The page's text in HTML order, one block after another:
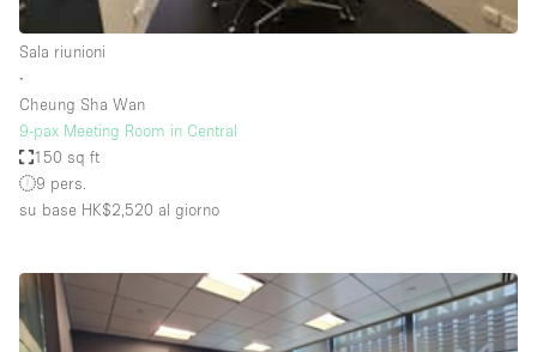
Negozio in centro commerciale
Sala conferenze
Sala riunioni
Salone
Spazio hall
Spazio per Eventi
Sala riunioni
∙
Cheung Sha Wan
9-pax Meeting Room in Central
150 sq ft
9 pers.
su base HK$2,520 al giorno